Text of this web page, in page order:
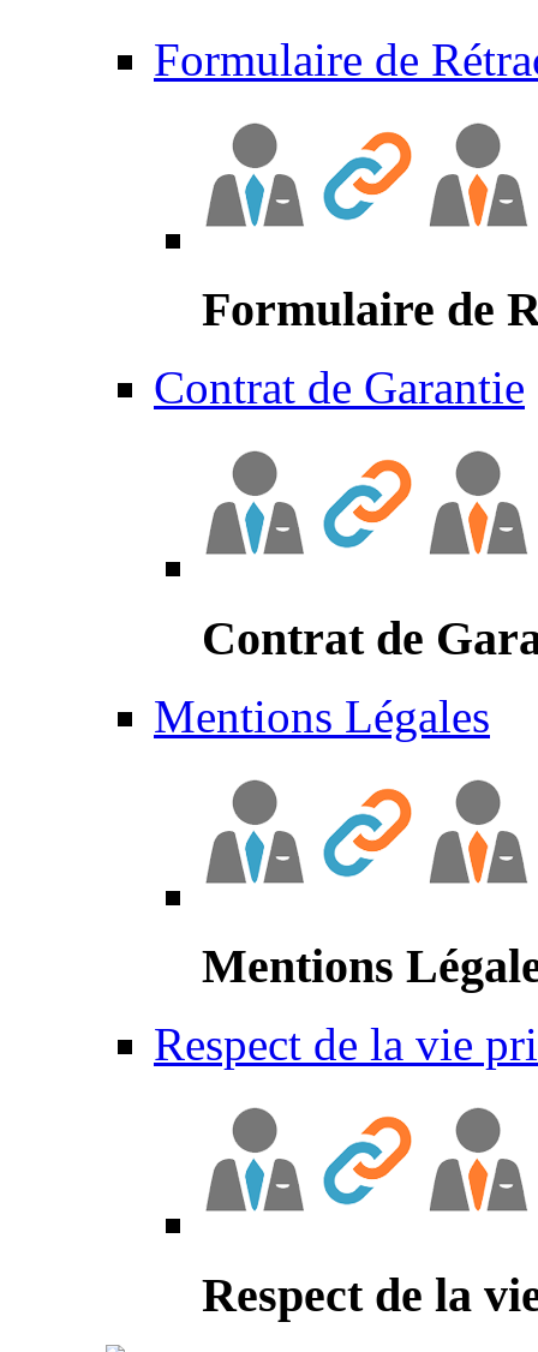
Formulaire de
Formulaire de
Contrat de Garantie
Contrat de
Mentions Légales
Mentions
Respect de la vie
Respect de la